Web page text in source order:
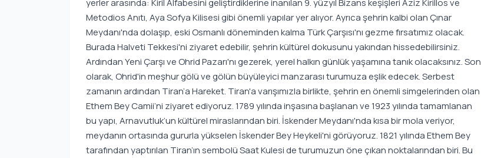
yerler arasında: Kiril Alfabesini geliştirdiklerine inanılan 9. yüzyıl Bizans keşişleri Aziz Kirillos ve
Metodios Anıtı, Aya Sofya Kilisesi gibi önemli yapılar yer alıyor. Ayrıca şehrin kalbi olan Çınar
Meydanı'nda dolaşıp, eski Osmanlı döneminden kalma Türk Çarşısı'nı gezme fırsatımız olacak.
Burada Halveti Tekkesi'ni ziyaret edebilir, şehrin kültürel dokusunu yakından hissedebilirsiniz.
Ardından Yeni Çarşı ve Ohrid Pazarı'nı gezerek, yerel halkın günlük yaşamına tanık olacaksınız. Son
olarak, Ohrid'in meşhur gölü ve gölün büyüleyici manzarası turumuza eşlik edecek. Serbest
zamanın ardından Tiran’a Hareket. Tiran'a varışımızla birlikte, şehrin en önemli simgelerinden olan
Ethem Bey Camii’ni ziyaret ediyoruz. 1789 yılında inşasına başlanan ve 1923 yılında tamamlanan
bu yapı, Arnavutluk’un kültürel miraslarından biri. İskender Meydanı'nda kısa bir mola veriyor,
meydanın ortasında gururla yükselen İskender Bey Heykeli'ni görüyoruz. 1821 yılında Ethem Bey
tarafından yaptırılan Tiran’ın sembolü Saat Kulesi de turumuzun öne çıkan noktalarından biri. Bu